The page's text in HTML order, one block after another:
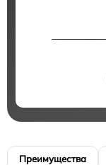
Преимущества